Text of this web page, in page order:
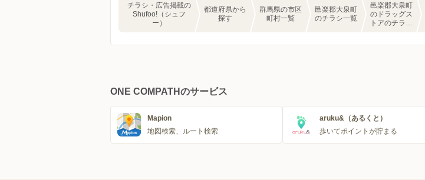
チラシ・広告掲載の
Shufoo!（シュフ
ー）
都道府県から
探す
群馬県の市区
町村一覧
邑楽郡大泉町
のチラシ一覧
邑楽郡大泉町
のドラッグス
トアのチラシ
ONE COMPATHのサービス
Mapion
地図検索、ルート検索
aruku&（あるくと）
歩いてポイントが貯まる